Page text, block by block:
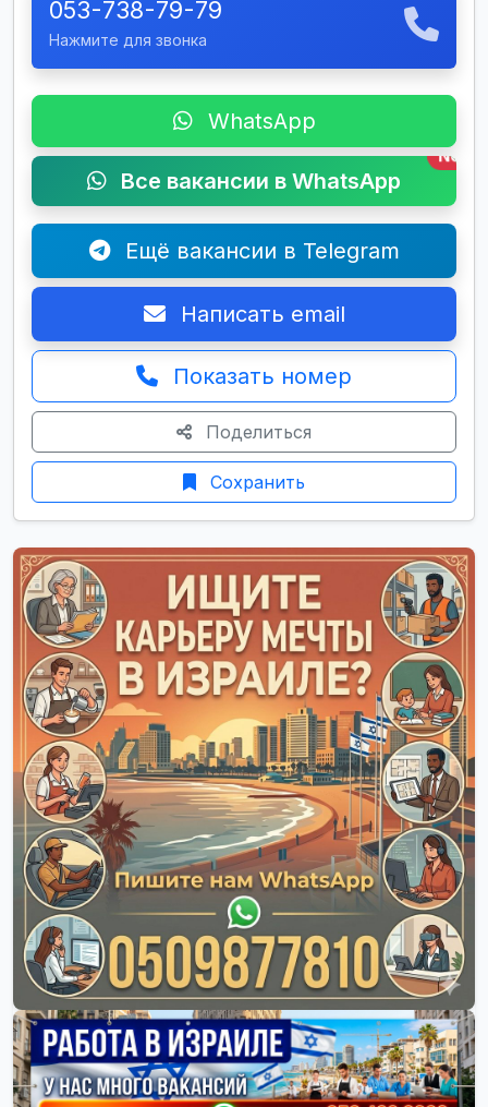
053-738-79-79
Нажмите для звонка
WhatsApp
Все вакансии в WhatsApp
New
Ещё вакансии в Telegram
Написать email
Показать номер
Поделиться
Сохранить